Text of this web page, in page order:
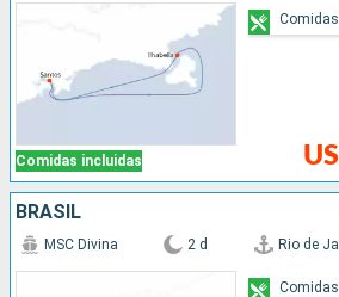
Comidas incluidas
BRASIL
MSC Divina 2 d Rio de